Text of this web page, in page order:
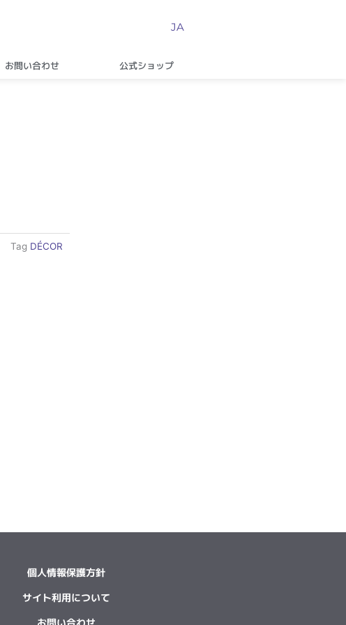
JA
お問い合わせ 公式ショップ
Tag DÉCOR
個人情報保護方針
サイト利用について
お問い合わせ